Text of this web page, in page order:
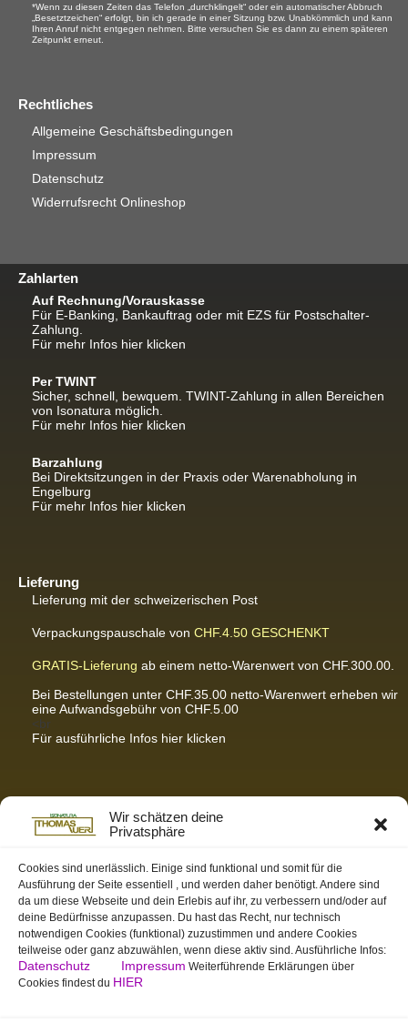
Wir schätzen deine
Privatsphäre
Cookies sind unerlässlich. Einige sind funktional und somit für die
Ausführung der Seite essentiell , und werden daher benötigt. Andere sind
da um diese Webseite und dein Erlebis auf ihr, zu verbessern und/oder auf
deine Bedürfnisse anzupassen. Du hast das Recht, nur technisch
notwendigen Cookies (funktional) zuzustimmen und andere Cookies
teilweise oder ganz abzuwählen, wenn diese aktiv sind. Ausführliche Infos:
Datenschutz Impressum Weiterführende Erklärungen über
Cookies findest du HIER
*Wenn zu diesen Zeiten das Telefon „durchklingelt“ oder ein automatischer Abbruch
„Besetztzeichen“ erfolgt, bin ich gerade in einer Sitzung bzw. Unabkömmlich und kann
Ihren Anruf nicht entgegen nehmen. Bitte versuchen Sie es dann zu einem späteren
Zeitpunkt erneut.
Rechtliches
Allgemeine Geschäftsbedingungen
Impressum
Datenschutz
Widerrufsrecht Onlineshop
Zahlarten
Auf Rechnung/Vorauskasse
Für E-Banking, Bankauftrag oder mit EZS für Postschalter-
Zahlung.
Für mehr Infos hier klicken
Per TWINT
Sicher, schnell, bewquem. TWINT-Zahlung in allen Bereichen
von Isonatura möglich.
Für mehr Infos hier klicken
Barzahlung
Bei Direktsitzungen in der Praxis oder Warenabholung in
Engelburg
Für mehr Infos hier klicken
Lieferung
Lieferung mit der schweizerischen Post
Verpackungspauschale von CHF.4.50 GESCHENKT
GRATIS-Lieferung ab einem netto-Warenwert von CHF.300.00.
Bei Bestellungen unter CHF.35.00 netto-Warenwert erheben wir
eine Aufwandsgebühr von CHF.5.00
<br
Für ausführliche Infos hier klicken
Partnerseiten / Empfehlungen
K-Wellness – Karin Meier
S&S Informatik GmbH
Ihr Partner für zukunftsorientierte Informatik
Swiss-skymodel
opens your eyes
St. Gallen Info
Dein Tor zur Ostschweiz